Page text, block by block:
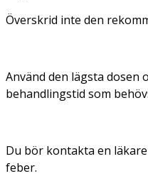
Överskrid inte den
Använd den lägsta dosen
behandlingstid som
Du bör kontakta en
feber.